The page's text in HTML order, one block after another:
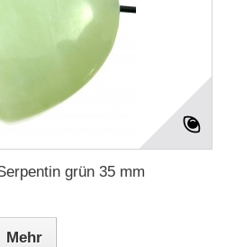
grün 35 mm
Mehr